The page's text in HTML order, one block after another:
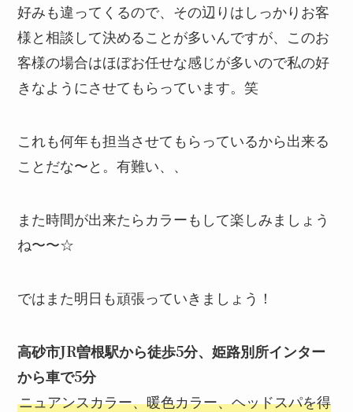
好みも違ってくるので、その辺りはしっかりお客
様と相談して決めることが多いんですが、このお
客様の場合はほぼお任せな感じが多いので私の好
きなようにさせてもらっています。笑
これも何年も担当させてもらっているから出来る
ことだな〜と。有難い、、
また時間が出来たらカラーもして楽しみましょう
ね〜〜☆
ではまた明日も頑張っていきましょう！
高砂市JR曽根駅から徒歩5分、姫路別所インター
から車で5分
ニュアンスカラー、暖色カラー、ヘッドスパを得